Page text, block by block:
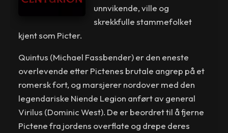
unnvikende, ville og
skrekkfulle stammefolket
kjent som Picter.
Quintus (Michael Fassbender) er den eneste
overlevende etter Pictenes brutale angrep på et
romersk fort, og marsjerer nordover med den
legendariske Niende Legion anført av general
Virilus (Dominic West). De er beordret til å fjerne
Pictene fra jordens overflate og drepe deres